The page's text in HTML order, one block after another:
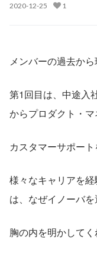
2020-12-25 1
メンバーの過去か
第1回目は、中途入
からプロダクト・
カスタマーサポー
様々なキャリアを
は、なぜイノーバを
胸の内を明かしてく